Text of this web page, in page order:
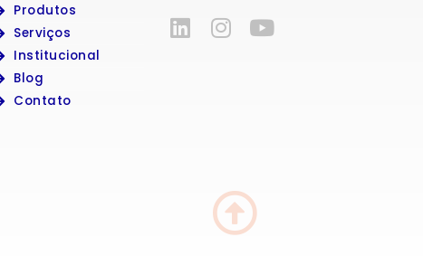
Produtos
Serviços
Institucional
Blog
Contato